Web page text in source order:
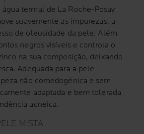
termal de La Roche-Posay
suavemente as impurezas, a
de oleosidade da pele. Além
negros visíveis e controla o
na sua composição, deixando
Adequada para a pele
não comedogénica e sem
adaptada e bem tolerada
acneica.
MISTA